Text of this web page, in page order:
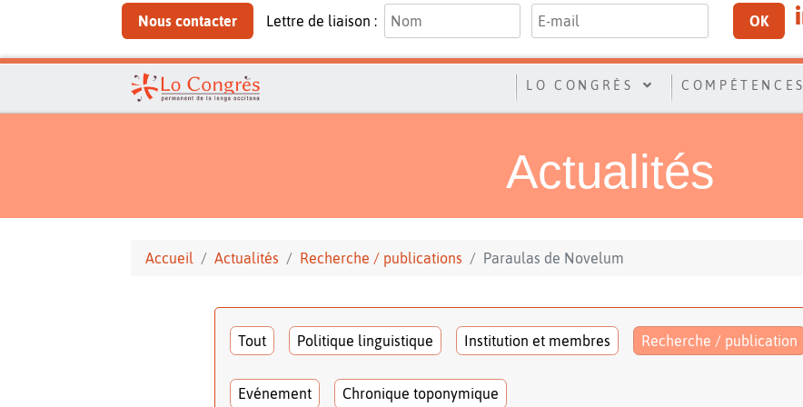
Nous contacter Lettre de liaison : OK
LO CONGRÈS COMPÉTENCES
Actualités
Accueil Actualités Recherche / publications Paraulas de Novelum
Tout Politique linguistique Institution et membres Recherche / publication
Evénement Chronique toponymique